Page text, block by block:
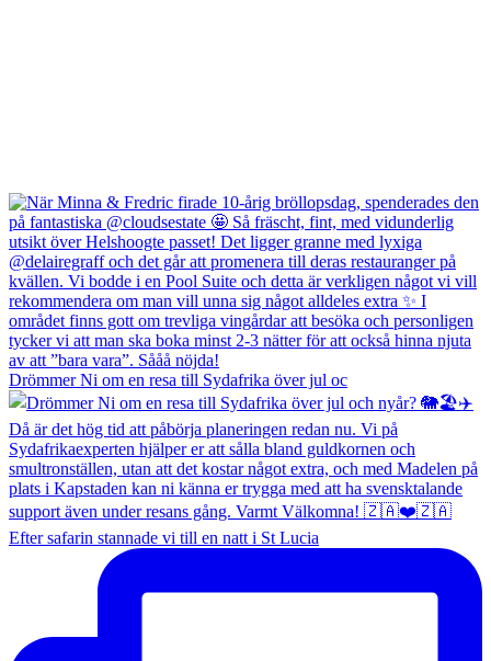
Drömmer Ni om en resa till Sydafrika över jul oc
Efter safarin stannade vi till en natt i St Lucia